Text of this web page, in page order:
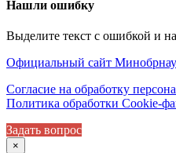
Нашли ошибку
Выделите текст с ошибкой и
Официальный сайт
Согласие на обработку
Политика обработки Cookie-
Задать вопрос
×